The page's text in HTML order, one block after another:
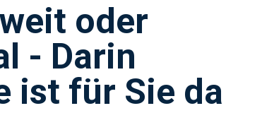
oder
- Darin
ist für Sie da